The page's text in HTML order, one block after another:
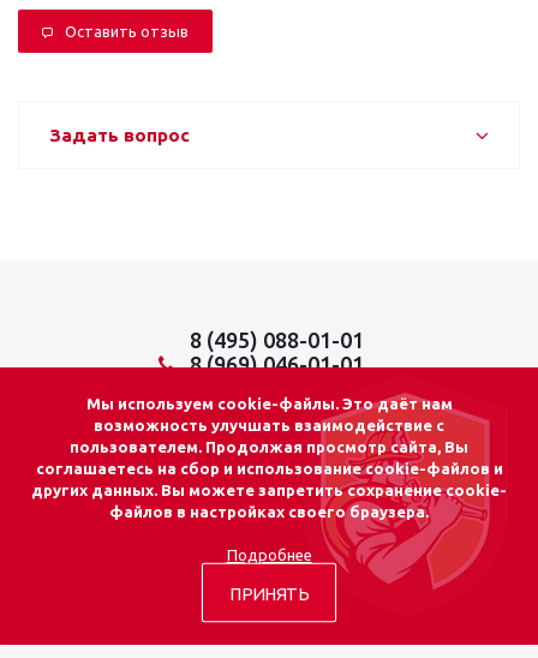
Оставить отзыв
Задать вопрос
8 (495) 088-01-01
8 (969) 046-01-01
© 2026 «ЛИДЕР 01»
Адрес: г. Москва
ул. Осташковская, д.14, стр.15
Почта:info@lider01.ru
Мы используем cookie-файлы. Это даёт нам
возможность улучшать взаимодействие с
пользователем. Продолжая просмотр сайта, Вы
соглашаетесь на сбор и использование cookie-файлов и
других данных. Вы можете запретить сохранение cookie-
файлов в настройках своего браузера.
Подробнее
ПРИНЯТЬ